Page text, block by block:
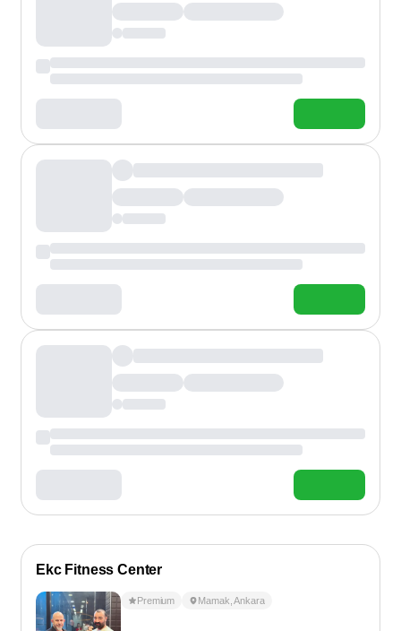
Ekc Fitness Center
Premium Mamak ,Ankara